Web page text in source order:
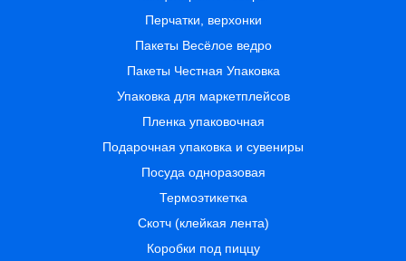
Перчатки, верхонки
Пакеты Весёлое ведро
Пакеты Честная Упаковка
Упаковка для маркетплейсов
Пленка упаковочная
Подарочная упаковка и сувениры
Посуда одноразовая
Термоэтикетка
Скотч (клейкая лента)
Коробки под пиццу